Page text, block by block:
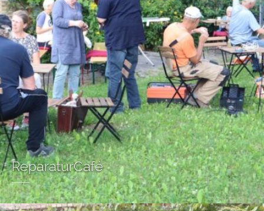
ReparaturCafé